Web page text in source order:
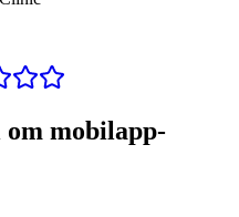
om mobilapp-